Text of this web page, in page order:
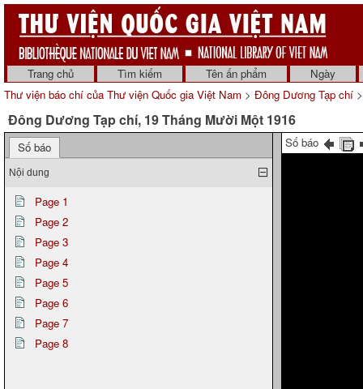
Trang chủ Tìm kiếm Tên ấn phẩm
Ngày
Thư viện báo chí của Thư viện Quốc gia Việt Nam > Đông Dương Tạp chí
Đông Dương Tạp chí, 19 Tháng Mười Một 1916
Số báo
Nội dung
Page 1
Page 2
Page 3
Page 4
Page 5
Page 6
Page 7
Page 8
Số báo